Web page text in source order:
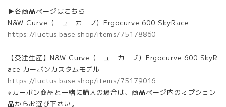
▶各商品ページはこちら
N&W Curve（ニューカーブ）Ergocurve 600 SkyRace
https://luctus.base.shop/items/75178860
【受注生産】N&W Curve（ニューカーブ）Ergocurve 600 SkyR
ace カーボンカスタムモデル
https://luctus.base.shop/items/75179016
※カーボン商品と一緒に購入の場合は、商品ページ内のオプション
品からお選び下さい。